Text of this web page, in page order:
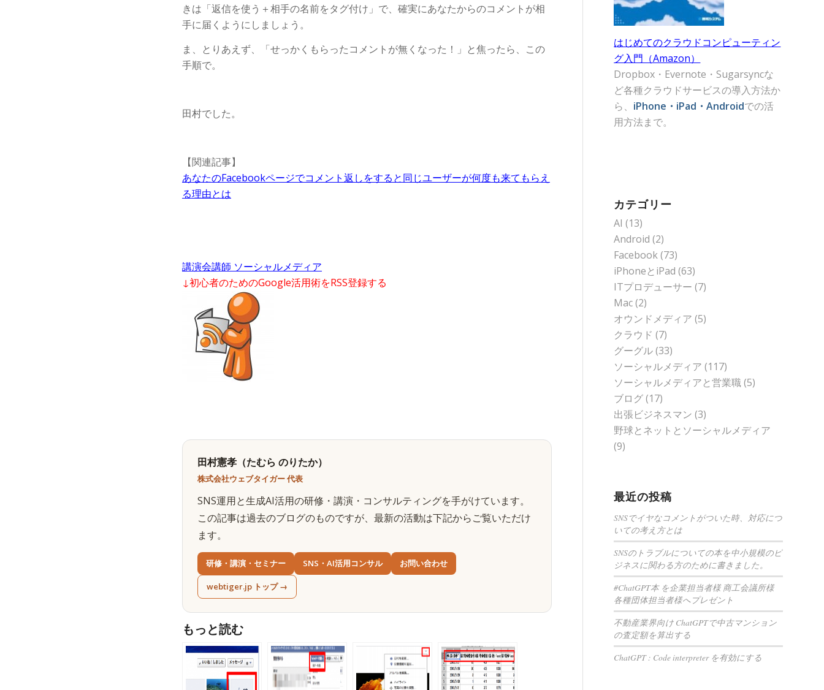
きは「返信を使う＋相手の名前をタグ付け」で、確実にあなたからのコメントが相
手に届くようにしましょう。
ま、とりあえず、「せっかくもらったコメントが無くなった！」と焦ったら、この
手順で。
田村でした。
【関連記事】
あなたのFacebookページでコメント返しをすると同じユーザーが何度も来てもらえ
る理由とは
講演会講師 ソーシャルメディア
↓初心者のためのGoogle活用術をRSS登録する
田村憲孝（たむら のりたか）
株式会社ウェブタイガー 代表
SNS運用と生成AI活用の研修・講演・コンサルティングを手がけています。
この記事は過去のブログのものですが、最新の活動は下記からご覧いただけ
ます。
研修・講演・セミナー SNS・AI活用コンサル お問い合わせ
webtiger.jp トップ →
もっと読む
はじめてのクラウドコンピューティン
グ入門（Amazon）
Dropbox・Evernote・Sugarsyncな
ど各種クラウドサービスの導入方法か
ら、 iPhone・iPad・Androidでの活
用方法まで。
カテゴリー
AI (13)
Android (2)
Facebook(73)
iPhoneとiPad (63)
ITプロデューサー (7)
Mac(2)
オウンドメディア (5)
クラウド (7)
グーグル(33)
ソーシャルメディア (117)
ソーシャルメディアと営業職(5)
ブログ(17)
出張ビジネスマン (3)
野球とネットとソーシャルメディア
(9)
最近の投稿
SNSでイヤなコメントがついた時、対応につ
いての考え方とは
SNSのトラブルについての本を中小規模のビ
ジネスに関わる方のために書きました。
#ChatGPT本 を企業担当者様 商工会議所様
各種団体担当者様へプレゼント
不動産業界向け ChatGPTで中古マンション
の査定額を算出する
ChatGPT : Code interpreter を有効にする